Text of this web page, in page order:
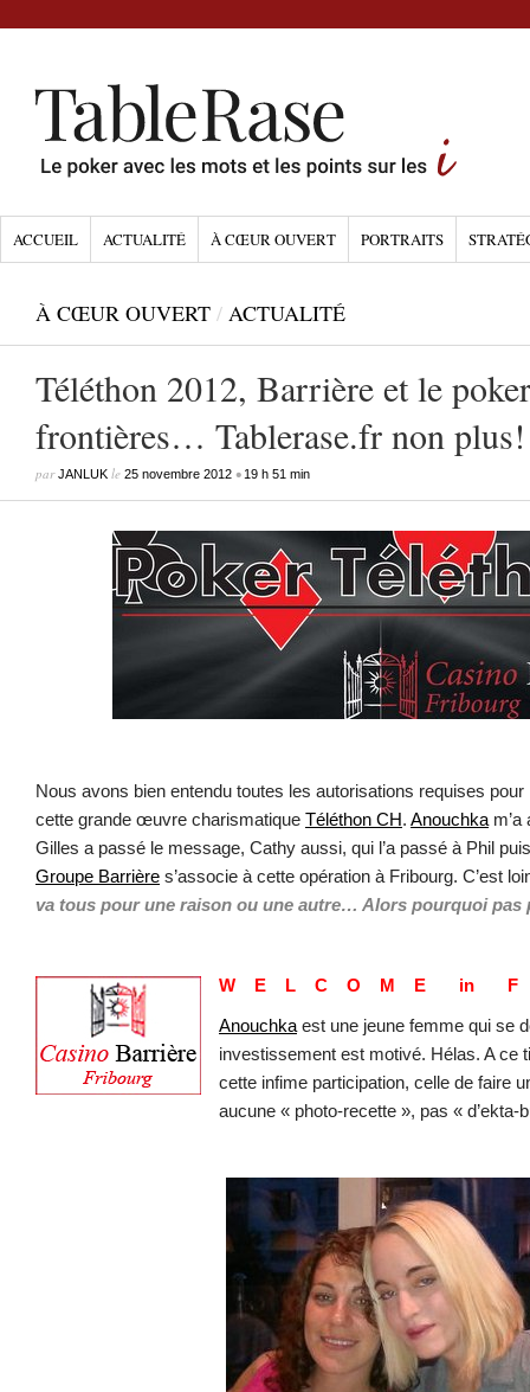
ACCUEIL ACTUALITÉ À CŒUR OUVERT PORTRAITS
À CŒUR OUVERT / ACTUALITÉ
Téléthon 2012, Barrière et le
frontières… Tablerase.fr non plus!
parJANLUK le 25 novembre 2012 • 19 h 51 min
Nous avons bien entendu toutes les autorisations requises
cette grande œuvre charismatique Téléthon CH. Anouchka
Gilles a passé le message, Cathy aussi, qui l’a passé à Phil
Groupe Barrière s’associe à cette opération à Fribourg. C’est
va tous pour une raison ou une autre… Alors pourquoi pas
W E L C O M E in F
Anouchka est une jeune femme qui se
investissement est motivé. Hélas. A ce
cette infime participation, celle de faire
aucune « photo-recette », pas «